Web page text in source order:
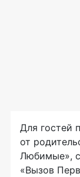
Для гостей
от
Любимые»,
«Вызов